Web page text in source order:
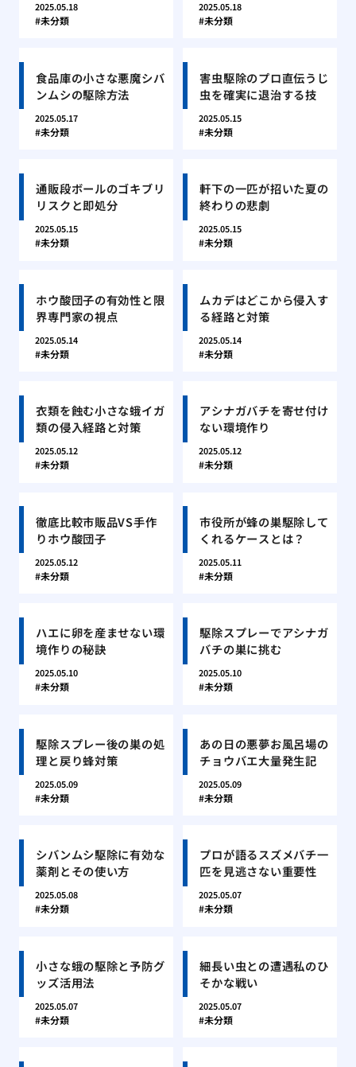
2025.05.18
未分類
2025.05.18
未分類
食品庫の小さな悪魔シバ
ンムシの駆除方法
2025.05.17
未分類
害虫駆除のプロ直伝うじ
虫を確実に退治する技
2025.05.15
未分類
通販段ボールのゴキブリ
リスクと即処分
2025.05.15
未分類
軒下の一匹が招いた夏の
終わりの悲劇
2025.05.15
未分類
ホウ酸団子の有効性と限
界専門家の視点
2025.05.14
未分類
ムカデはどこから侵入す
る経路と対策
2025.05.14
未分類
衣類を蝕む小さな蛾イガ
類の侵入経路と対策
2025.05.12
未分類
アシナガバチを寄せ付け
ない環境作り
2025.05.12
未分類
徹底比較市販品VS手作
りホウ酸団子
2025.05.12
未分類
市役所が蜂の巣駆除して
くれるケースとは？
2025.05.11
未分類
ハエに卵を産ませない環
境作りの秘訣
2025.05.10
未分類
駆除スプレーでアシナガ
バチの巣に挑む
2025.05.10
未分類
駆除スプレー後の巣の処
理と戻り蜂対策
2025.05.09
未分類
あの日の悪夢お風呂場の
チョウバエ大量発生記
2025.05.09
未分類
シバンムシ駆除に有効な
薬剤とその使い方
2025.05.08
未分類
プロが語るスズメバチ一
匹を見逃さない重要性
2025.05.07
未分類
小さな蛾の駆除と予防グ
ッズ活用法
2025.05.07
未分類
細長い虫との遭遇私のひ
そかな戦い
2025.05.07
未分類